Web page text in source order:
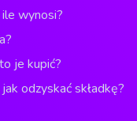
wynosi?
je kupić?
odzyskać składkę?